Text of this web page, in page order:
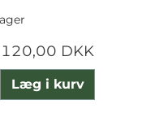
120,00 DKK
Læg i kurv